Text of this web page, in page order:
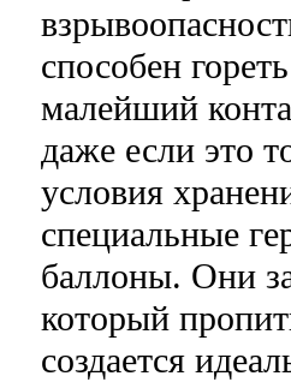
способен
малейший
даже если это
условия
специальные
баллоны. Они
который
создается